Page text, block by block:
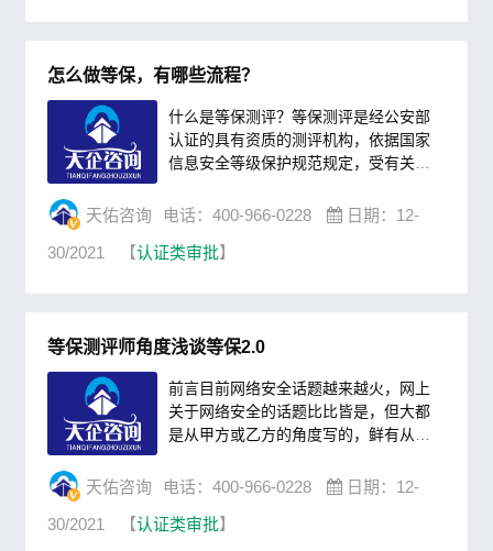
施配置情况；二是系统整体测评，主要
怎么做等保，有哪些流程？
什么是等保测评？等保测评是经公安部
认证的具有资质的测评机构，依据国家
信息安全等级保护规范规定，受有关单
准，对信息系统安全等级保护状况进行
评？很多企业不明白为什么要花费巨额
权威机构的认可，标志着平台在网络攻
天佑咨询 电话：400-966-0228
日期：12-
30/2021
【认证类审批】
等保测评师角度浅谈等保2.0
前言目前网络安全话题越来越火，网上
关于网络安全的话题比比皆是，但大都
是从甲方或乙方的角度写的，鲜有从测
将从一个6年的测评工作角度进行探讨和
展望未来网络安全行业的发展趋势。以
天佑咨询 电话：400-966-0228
日期：12-
30/2021
【认证类审批】